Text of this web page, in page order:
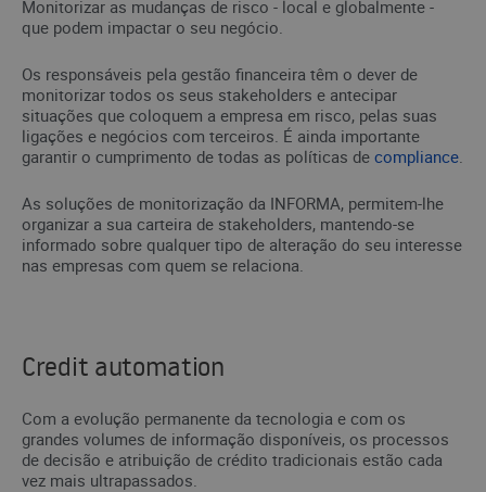
Monitorizar as mudanças de risco - local e globalmente -
que podem impactar o seu negócio.
Os responsáveis pela gestão financeira têm o dever de
monitorizar todos os seus stakeholders e antecipar
situações que coloquem a empresa em risco, pelas suas
ligações e negócios com terceiros. É ainda importante
garantir o cumprimento de todas as políticas de compliance.
As soluções de monitorização da INFORMA, permitem-lhe
organizar a sua carteira de stakeholders, mantendo-se
informado sobre qualquer tipo de alteração do seu interesse
nas empresas com quem se relaciona.
Credit automation
Com a evolução permanente da tecnologia e com os
grandes volumes de informação disponíveis, os processos
de decisão e atribuição de crédito tradicionais estão cada
vez mais ultrapassados.